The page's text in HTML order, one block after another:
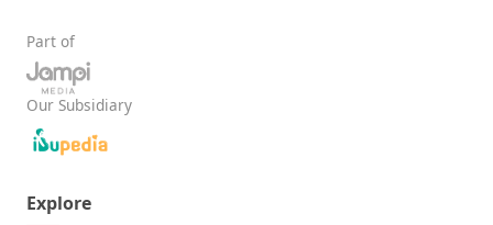
Part of
Our Subsidiary
Explore